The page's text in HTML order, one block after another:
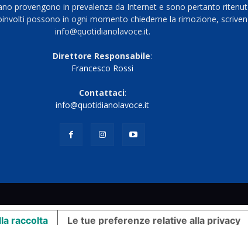
provengono in prevalenza da Internet e sono pertanto
possono in ogni momento chiederne la rimozione,
info@quotidianolavoce.it.
Direttore Responsabile:
Francesco Rossi
Contattaci:
info@quotidianolavoce.it
raccolta Le tue preferenze relative alla privacy